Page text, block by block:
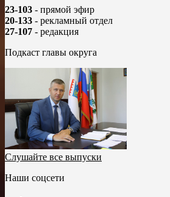
23-103 - прямой эфир
20-133 - рекламный отдел
27-107 - редакция
Подкаст главы округа
Слушайте все выпуски
Наши соцсети